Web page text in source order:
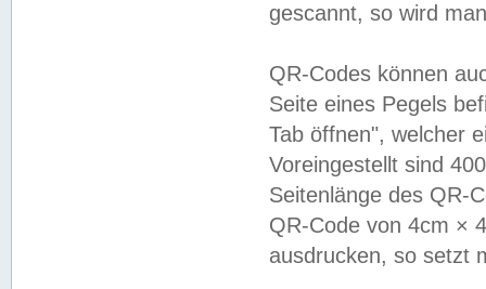
gescannt, so wird
QR-Codes können
Seite eines Pegels
Tab öffnen", welcher
Voreingestellt sind
Seitenlänge des QR-
QR-Code von 4cm ×
ausdrucken, so setzt